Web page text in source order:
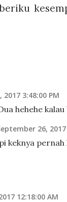
3:48:00 PM
hehehe
26, 2017
keknya pernah
12:18:00 AM